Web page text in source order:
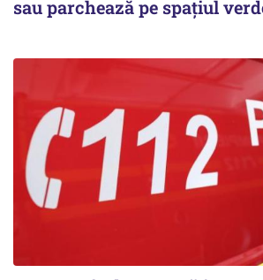
sau parchează pe spațiul